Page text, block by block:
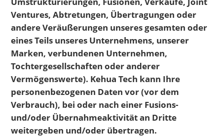
Ventures, Abtretungen, Übertragungen oder
andere Veräußerungen unseres gesamten oder
eines Teils unseres Unternehmens, unserer
Marken, verbundenen Unternehmen,
Tochtergesellschaften oder anderer
Vermögenswerte). Kehua Tech kann Ihre
personenbezogenen Daten vor (vor dem
Verbrauch), bei oder nach einer Fusions-
und/oder Übernahmeaktivität an Dritte
weitergeben und/oder übertragen.